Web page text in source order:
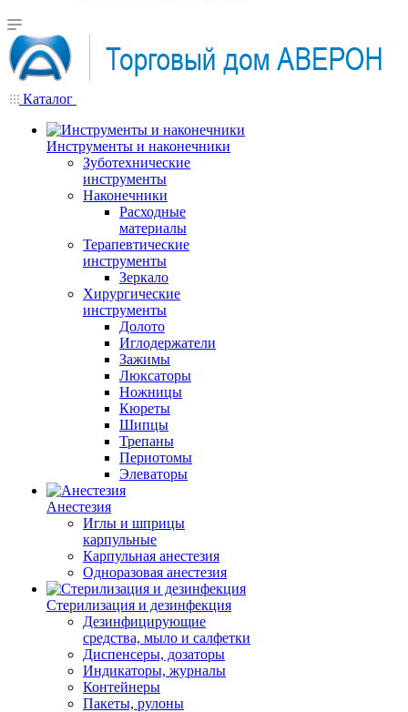
Каталог
Инструменты и наконечники
Зуботехнические
инструменты
Наконечники
Расходные
материалы
Терапевтические
инструменты
Зеркало
Хирургические
инструменты
Долото
Иглодержатели
Зажимы
Люксаторы
Ножницы
Кюреты
Шипцы
Трепаны
Периотомы
Элеваторы
Анестезия
Иглы и шприцы
карпульные
Карпульная анестезия
Одноразовая анестезия
Стерилизация и дезинфекция
Дезинфицирующие
средства, мыло и салфетки
Диспенсеры, дозаторы
Индикаторы, журналы
Контейнеры
Пакеты, рулоны